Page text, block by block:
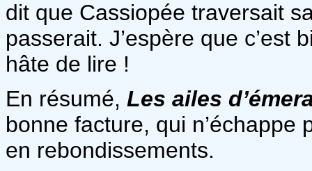
dit que Cassiopée traversait
passerait. J’espère que c’est
hâte de lire !
En résumé, Les ailes
bonne facture, qui
en rebondissements.